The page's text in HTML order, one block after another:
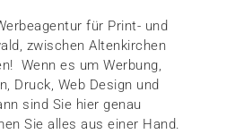
für Print- und
zwischen Altenkirchen
Wenn es um Werbung,
Druck, Web Design und
sind Sie hier genau
Sie alles aus einer Hand.